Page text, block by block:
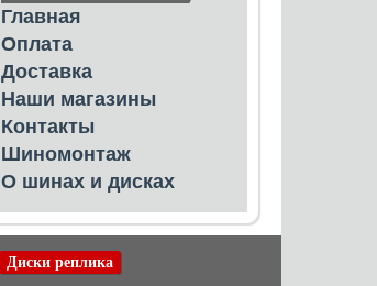
Главная
Оплата
Доставка
Наши магазины
Контакты
Шиномонтаж
О шинах и дисках
Диски реплика